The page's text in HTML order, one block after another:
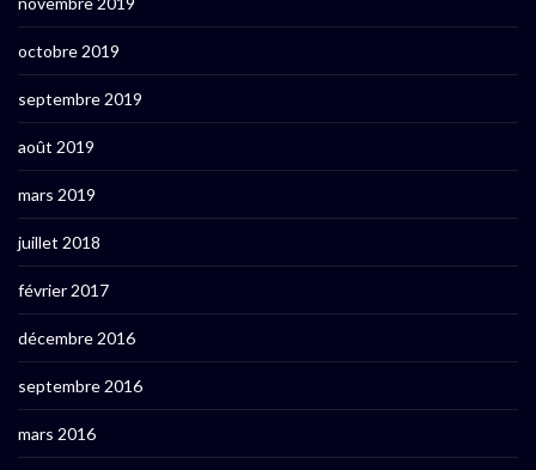
octobre 2019
septembre 2019
août 2019
mars 2019
juillet 2018
février 2017
décembre 2016
septembre 2016
mars 2016